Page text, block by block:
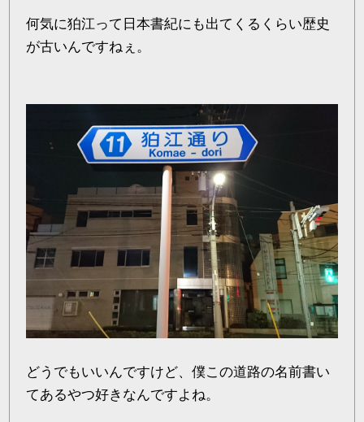
何気に狛江って日本書紀にも出てくるくらい歴史
が古いんですねぇ。
どうでもいいんですけど、僕この道路の名前書い
てあるやつ好きなんですよね。